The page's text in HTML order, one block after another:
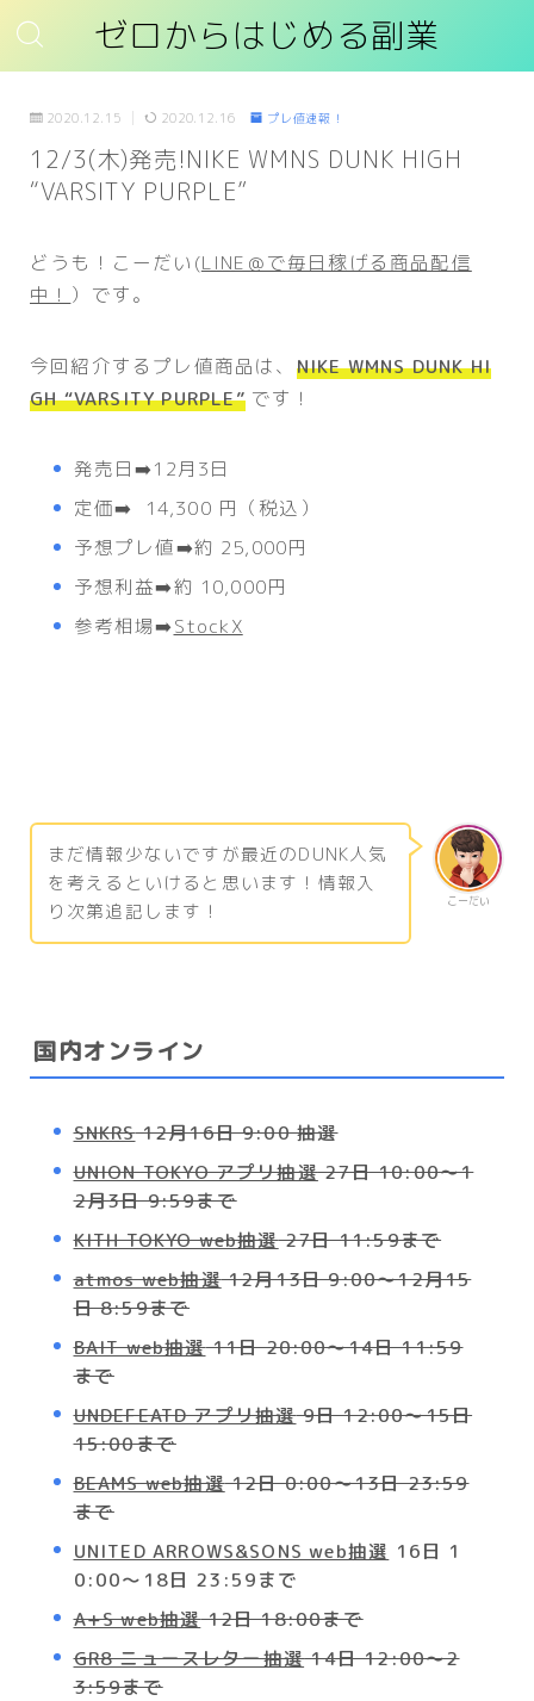
ゼロからはじめる副業
2020.12.15 2020.12.16 プレ値速報！
12/3(木)発売!NIKE WMNS DUNK HIGH
“VARSITY PURPLE”
どうも！こーだい(LINE＠で毎日稼げる商品配信
中！ ）です。
今回紹介するプレ値商品は、 NIKE WMNS DUNK HI
GH “VARSITY PURPLE”です！
発売日➡️12月3日
定価➡️ 14,300 円（税込）
予想プレ値➡️約 25,000円
予想利益➡️約 10,000円
参考相場➡️StockX
こーだい
まだ情報少ないですが最近のDUNK人気
を考えるといけると思います！情報入
り次第追記します！
国内オンライン
SNKRS12月16日 9:00 抽選
UNION TOKYO アプリ抽選27日 10:00～1
2月3日 9:59まで
KITH TOKYO web抽選27日 11:59まで
atmos web抽選12月13日 9:00～12月15
日 8:59まで
BAIT web抽選11日 20:00～14日 11:59
まで
UNDEFEATD アプリ抽選9日 12:00～15日
15:00まで
BEAMS web抽選12日 0:00～13日 23:59
まで
UNITED ARROWS&SONS web抽選 16日 1
0:00～18日 23:59まで
A+S web抽選12日 18:00まで
GR8 ニュースレター抽選14日 12:00～2
3:59まで